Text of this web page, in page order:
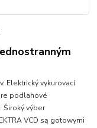
Elektrický vykurovací
podlahové
Široký výber
VCD są gotowymi